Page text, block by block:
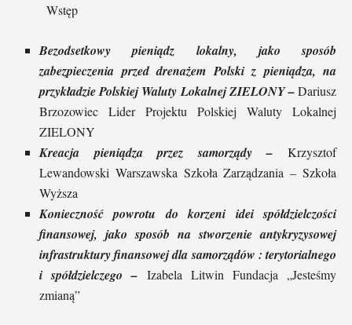
Wstęp
Bezodsetkowy pieniądz lokalny, jako sposób
zabezpieczenia przed drenażem Polski z pieniądza, na
przykładzie Polskiej Waluty Lokalnej ZIELONY –Dariusz
Brzozowiec Lider Projektu Polskiej Waluty Lokalnej
ZIELONY
Kreacja pieniądza przez samorządy – Krzysztof
Lewandowski Warszawska Szkoła Zarządzania – Szkoła
Wyższa
Konieczność powrotu do korzeni idei spółdzielczości
finansowej, jako sposób na stworzenie antykryzysowej
infrastruktury finansowej dla samorządów : terytorialnego
i spółdzielczego – Izabela Litwin Fundacja „Jesteśmy
zmianą”